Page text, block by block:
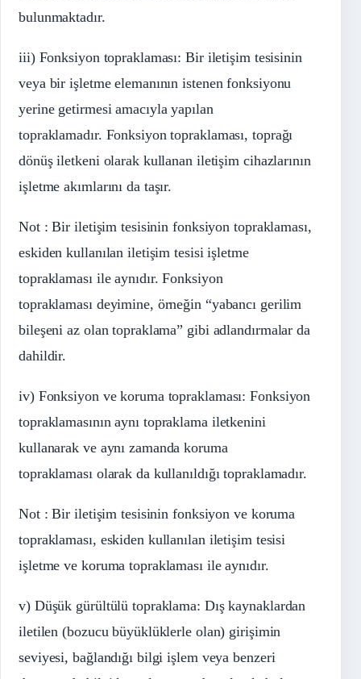
bulunmaktadır.
iii) Fonksiyon topraklaması: Bir iletişim tesisinin
veya bir işletme elemanının istenen fonksiyonu
yerine getirmesi amacıyla yapılan
topraklamadır. Fonksiyon topraklaması, toprağı
dönüş iletkeni olarak kullanan iletişim cihazlarının
işletme akımlarını da taşır.
Not : Bir iletişim tesisinin fonksiyon topraklaması,
eskiden kullanılan iletişim tesisi işletme
topraklaması ile aynıdır. Fonksiyon
topraklaması deyimine, örneğin “yabancı gerilim
bileşeni az olan topraklama” gibi adlandırmalar da
dahildir.
iv) Fonksiyon ve koruma topraklaması: Fonksiyon
topraklamasının aynı topraklama iletkenini
kullanarak ve aynı zamanda koruma
topraklaması olarak da kullanıldığı topraklamadır.
Not : Bir iletişim tesisinin fonksiyon ve koruma
topraklaması, eskiden kullanılan iletişim tesisi
işletme ve koruma topraklaması ile aynıdır.
v) Düşük gürültülü topraklama: Dış kaynaklardan
iletilen (bozucu büyüklüklerle olan) girişimin
seviyesi, bağlandığı bilgi işlem veya benzeri